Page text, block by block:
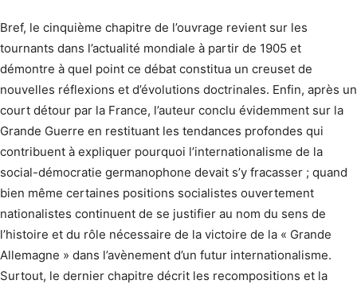
Bref, le cinquième chapitre de l’ouvrage revient sur les
tournants dans l’actualité mondiale à partir de 1905 et
démontre à quel point ce débat constitua un creuset de
nouvelles réflexions et d’évolutions doctrinales. Enfin, après un
court détour par la France, l’auteur conclu évidemment sur la
Grande Guerre en restituant les tendances profondes qui
contribuent à expliquer pourquoi l’internationalisme de la
social-démocratie germanophone devait s’y fracasser ; quand
bien même certaines positions socialistes ouvertement
nationalistes continuent de se justifier au nom du sens de
l’histoire et du rôle nécessaire de la victoire de la « Grande
Allemagne » dans l’avènement d’un futur internationalisme.
Surtout, le dernier chapitre décrit les recompositions et la